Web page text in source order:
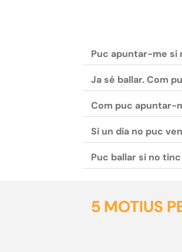
Puc apuntar-me si
Ja sé ballar. Com
Com puc apuntar-
Si un dia no puc
Puc ballar si no
5 MOTIUS